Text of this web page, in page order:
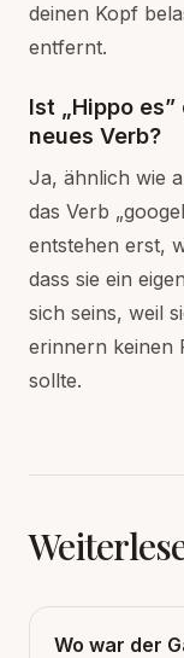
deinen Kopf
entfernt.
Ist „Hippo
neues Verb?
Ja, ähnlich wie
das Verb
entstehen erst,
dass sie ein
sich seins, weil
erinnern keinen
sollte.
Wo war der